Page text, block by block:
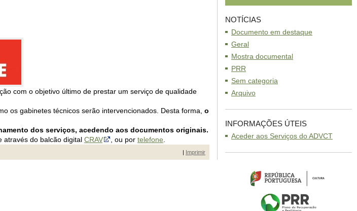
com o objetivo último de prestar um serviço de qualidade
os gabinetes técnicos serão intervencionados. Desta forma, o
dos serviços, acedendo aos documentos originais.
através do balcão digital CRAV , ou por telefone
| Imprimir
NOTÍCIAS
Documento em destaque
Geral
Mostra documental
PRR
Sem categoria
Arquivo
INFORMAÇÕES ÚTEIS
Aceder aos Serviços do ADVCT